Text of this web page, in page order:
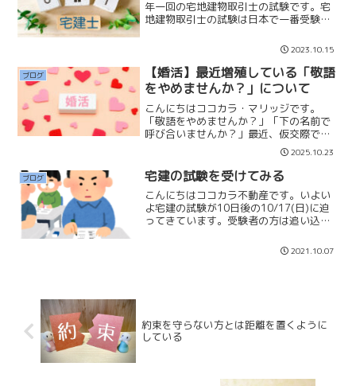
年一回の宅地建物取引士の試験です。宅
地建物取引士の試験は日本で一番受験さ
受験者数は226,000人だそうです。そし
て全国には不動産業者が約130,000業者
あり、従業...
2023.10.15
ブログ
【婚活】最近増殖している「敬語
をやめませんか？」について
こんにちはココカラ・マリッジです。
「敬語をやめませんか？」「下の名前で
呼び合いませんか？」最近、仮交際で提
案する婚活男性が増殖しています。私は
仮交際でこのような提案をしてくる男性
はマリッジの会員女性には「交際終了」
のアドバイスをしています。...
2025.10.23
ブログ 宅建の試験を受けてみる
こんにちはココカラ不動産です。いよい
よ宅建の試験が10日後の10/17(日)に迫
ってきています。受験者の方は追い込み
20万人以上の方が受験されたそうです。
不動産業を始めたい方は必須の資格にな
2021.10.07
約束を守らない方とは距離を置くように
している